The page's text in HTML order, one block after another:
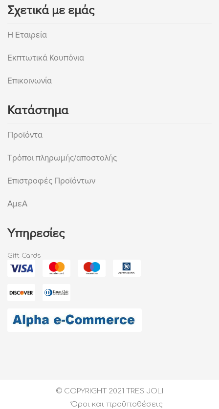
Σχετικά με εμάς
Η Εταιρεία
Εκπτωτικά Κουπόνια
Επικοινωνία
Κατάστημα
Προϊόντα
Τρόποι πληρωμής/αποστολής
Επιστροφές Προϊόντων
ΑμεΑ
Υπηρεσίες
Gift Cards
© COPYRIGHT 2021 TRES JOLI
Όροι και προϋποθέσεις